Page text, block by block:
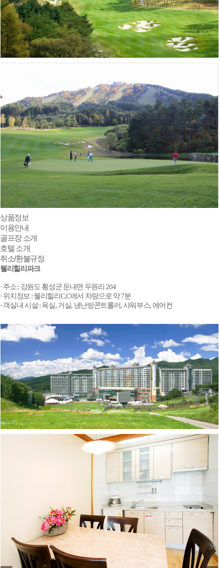
상품정보
이용안내
골프장 소개
호텔 소개
취소/환불규정
웰리힐리파크
· 주소 : 강원도 횡성군 둔내면 두원리 204
· 위치정보 : 웰리힐리C.C에서 차량으로 약 7분
· 객실내 시설 : 욕실, 거실, 냉난방콘트롤러, 샤워부스, 에어컨